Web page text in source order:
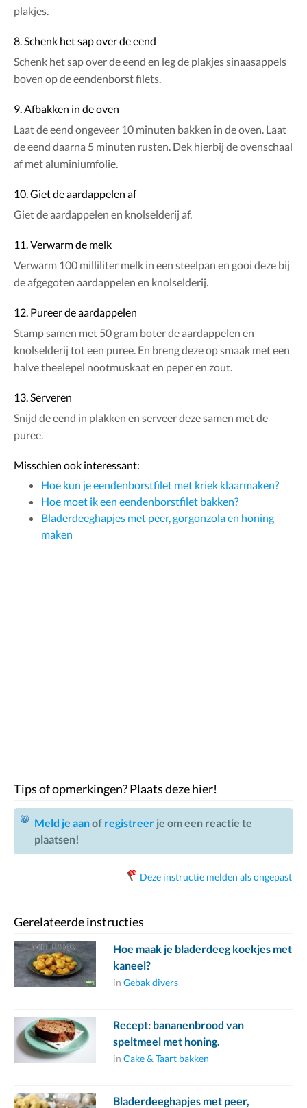
plakjes.
8. Schenk het sap over de eend
Schenk het sap over de eend en leg de plakjes sinaasappels
boven op de eendenborst filets.
9. Afbakken in de oven
Laat de eend ongeveer 10 minuten bakken in de oven. Laat
de eend daarna 5 minuten rusten. Dek hierbij de ovenschaal
af met aluminiumfolie.
10. Giet de aardappelen af
Giet de aardappelen en knolselderij af.
11. Verwarm de melk
Verwarm 100 milliliter melk in een steelpan en gooi deze bij
de afgegoten aardappelen en knolselderij.
12. Pureer de aardappelen
Stamp samen met 50 gram boter de aardappelen en
knolselderij tot een puree. En breng deze op smaak met een
halve theelepel nootmuskaat en peper en zout.
13. Serveren
Snijd de eend in plakken en serveer deze samen met de
puree.
Misschien ook interessant:
Hoe kun je eendenborstfilet met kriek klaarmaken?
Hoe moet ik een eendenborstfilet bakken?
Bladerdeeghapjes met peer, gorgonzola en honing
maken
Tips of opmerkingen? Plaats deze hier!
Meld je aanof registreer je om een reactie te
plaatsen!
Deze instructie melden als ongepast
Gerelateerde instructies
Hoe maak je bladerdeeg koekjes met
kaneel?
in Gebak divers
Recept: bananenbrood van
speltmeel met honing.
in Cake & Taart bakken
Bladerdeeghapjes met peer,